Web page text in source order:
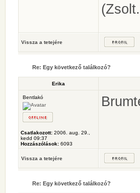
Vissza a tetejére
Re: Egy következő találkozó?
Erika
Bentlakó
Csatlakozott: 2006. aug. 29.,
kedd 09:37
Hozzászólások: 6093
Vissza a tetejére
Re: Egy következő találkozó?